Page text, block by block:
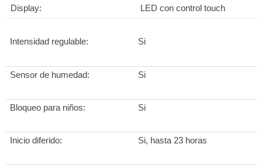
Display: LED con control touch
Intensidad regulable: Si
Sensor de humedad: Si
Bloqueo para niños: Si
Inicio diferido: Si, hasta 23 horas